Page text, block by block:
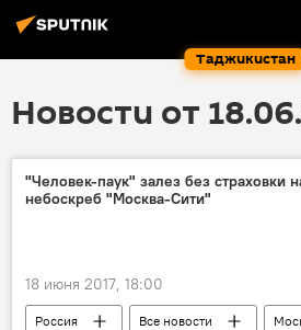
Таджикистан
Новости от
"Человек-паук" залез без страховки
небоскреб "Москва-Сити"
18 июня 2017, 18:00
Россия Все новости